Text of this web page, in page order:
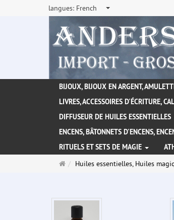
langues: French
BIJOUX, BIJOUX EN ARGENT,
LIVRES, ACCESSOIRES D'ÉCRITURE,
DIFFUSEUR DE HUILES ESSENTIELLES
ENCENS, BÂTONNETS D'ENCENS,
RITUELS ET SETS DE MAGIE
PageHuiles essentielles, Huiles